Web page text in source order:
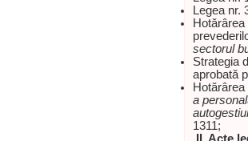
Legea nr.
sectorul
Strategia
aprobată
a
1311;